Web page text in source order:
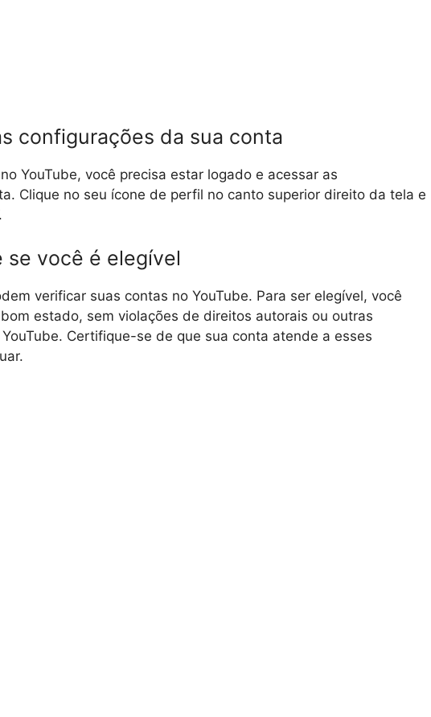
configurações da sua conta
YouTube, você precisa estar logado e acessar as
Clique no seu ícone de perfil no canto superior direito da tela e
se você é elegível
verificar suas contas no YouTube. Para ser elegível, você
estado, sem violações de direitos autorais ou outras
Certifique-se de que sua conta atende a esses